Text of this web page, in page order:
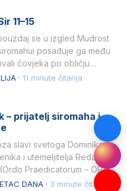
11–15
pouzdaj se u izgled Mudrost
posađuje ga među
čovjeka po obličju
· 11 minute čitanja
– prijatelj siromaha i
slavi svetoga Dominika
i utemeljitelja Reda
Praedicatorum – OP).
ljubavlju prema
DANA · 3 minute čitanja